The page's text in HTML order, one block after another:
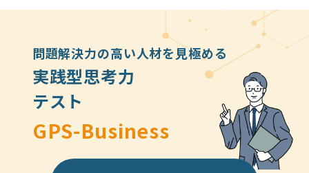
問題解決力の高い人材を見極める
実践型思考力
テスト
GPS-Business